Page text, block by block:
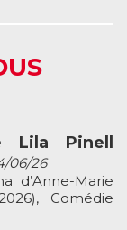
Pinell
06/26
d’Anne-Marie
Comédie